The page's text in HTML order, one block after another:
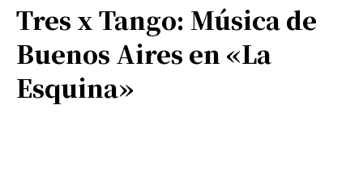
Tres x Tango: Música de
Buenos Aires en «La
Esquina»